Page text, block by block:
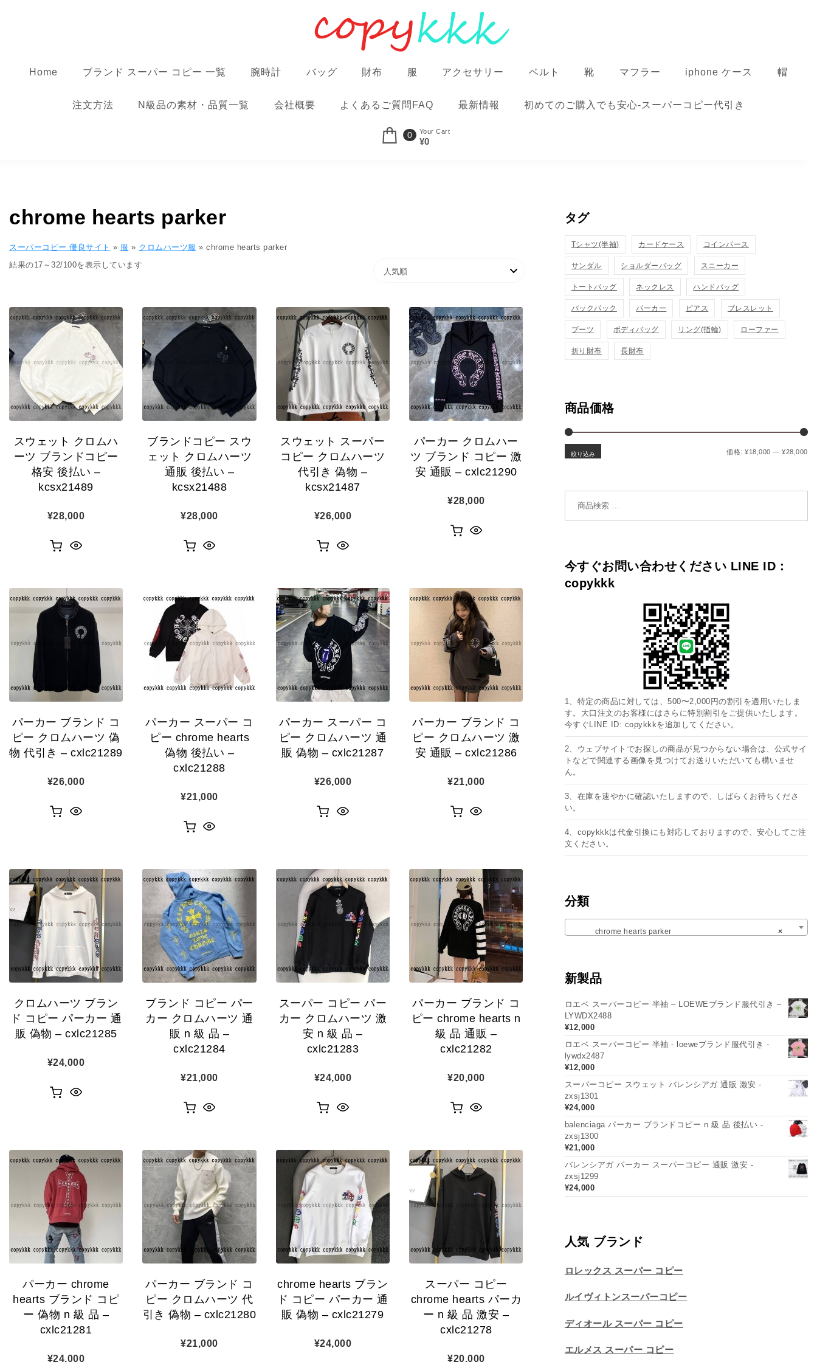
Home ブランド スーパー コピー 一覧 腕時計 バッグ 財布 服 アクセサリー ベルト 靴 マフラー iphone ケース 帽
注文方法 N級品の素材・品質一覧 会社概要 よくあるご質問FAQ 最新情報 初めてのご購入でも安心-スーパーコピー代引き
0 Your Cart
¥0
chrome hearts parker
スーパーコピー 優良サイト » 服 » クロムハーツ服 » chrome hearts parker
結果の17～32/100を表示しています
スウェット クロムハ
ーツ ブランドコピー
格安 後払い –
kcsx21489
¥28,000
ブランドコピー スウ
ェット クロムハーツ
通販 後払い –
kcsx21488
¥28,000
スウェット スーパー
コピー クロムハーツ
代引き 偽物 –
kcsx21487
¥26,000
パーカー クロムハー
ツ ブランド コピー 激
安 通販 – cxlc21290
¥28,000
パーカー ブランド コ
ピー クロムハーツ 偽
物 代引き – cxlc21289
¥26,000
パーカー スーパー コ
ピー chrome hearts
偽物 後払い –
cxlc21288
¥21,000
パーカー スーパー コ
ピー クロムハーツ 通
販 偽物 – cxlc21287
¥26,000
パーカー ブランド コ
ピー クロムハーツ 激
安 通販 – cxlc21286
¥21,000
クロムハーツ ブラン
ド コピー パーカー 通
販 偽物 – cxlc21285
¥24,000
ブランド コピー パー
カー クロムハーツ 通
販 n 級 品 –
cxlc21284
¥21,000
スーパー コピー パー
カー クロムハーツ 激
安 n 級 品 –
cxlc21283
¥24,000
パーカー ブランド コ
ピー chrome hearts n
級 品 通販 –
cxlc21282
¥20,000
パーカー chrome
hearts ブランド コピ
ー 偽物 n 級 品 –
cxlc21281
¥24,000
パーカー ブランド コ
ピー クロムハーツ 代
引き 偽物 – cxlc21280
¥21,000
chrome hearts ブラン
ド コピー パーカー 通
販 偽物 – cxlc21279
¥24,000
スーパー コピー
chrome hearts パーカ
ー n 級 品 激安 –
cxlc21278
¥20,000
タグ
Tシャツ(半袖) カードケース コインパース
サンダル ショルダーバッグ スニーカー
トートバッグ ネックレス ハンドバッグ
バックパック パーカー ピアス ブレスレット
ブーツ ボディバッグ リング(指輪) ローファー
折り財布 長財布
商品価格
最
最
絞り込み 価格:¥18,000 —¥28,000
今すぐお問い合わせください LINE ID：
copykkk
1、特定の商品に対しては、500〜2,000円の割引を適用いたしま
す。大口注文のお客様にはさらに特別割引をご提供いたします。
今すぐLINE ID: copykkkを追加してください。
2、ウェブサイトでお探しの商品が見つからない場合は、公式サイ
トなどで関連する画像を見つけてお送りいただいても構いませ
ん。
3、在庫を速やかに確認いたしますので、しばらくお待ちくださ
い。
4、copykkkは代金引換にも対応しておりますので、安心してご注
文ください。
分類
×
chrome hearts parker
新製品
ロエベ スーパーコピー 半袖 – LOEWEブランド服代引き –
LYWDX2488
¥12,000
ロエベ スーパーコピー 半袖 - loeweブランド服代引き -
lywdx2487
¥12,000
スーパーコピー スウェット バレンシアガ 通販 激安 -
zxsj1301
¥24,000
balenciaga パーカー ブランドコピー n 級 品 後払い -
zxsj1300
¥21,000
バレンシアガ パーカー スーパーコピー 通販 激安 -
zxsj1299
¥24,000
人気 ブランド
ロレックス スーパー コピー
ルイヴィトンスーパーコピー
ディオール スーパー コピー
エルメス スーパー コピー